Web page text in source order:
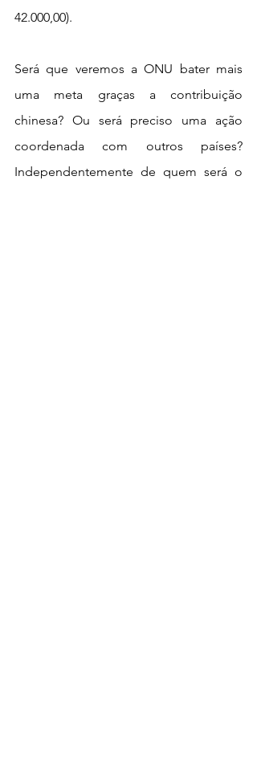
42.000,00).
Será que veremos a ONU bater mais
uma meta graças a contribuição
chinesa? Ou será preciso uma ação
coordenada com outros países?
Independentemente de quem será o